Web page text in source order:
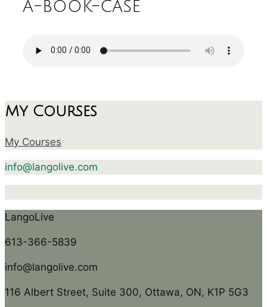
a-book-case
My Courses
My Courses
info@langolive.com
LangoLive
613-366-5839
info@langolive.com
116 Albert Street, Suite 300, Ottawa, ON, K1P 5G3